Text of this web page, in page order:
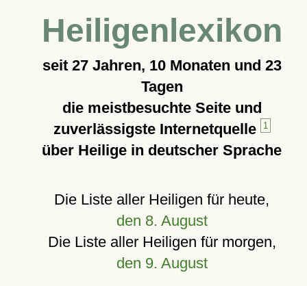
Heiligenlexikon
seit 27 Jahren, 10 Monaten und 23
Tagen
die meistbesuchte Seite und
zuverlässigste Internetquelle
1
über Heilige in deutscher Sprache
Die Liste aller Heiligen für heute,
den 8. August
Die Liste aller Heiligen für morgen,
den 9. August